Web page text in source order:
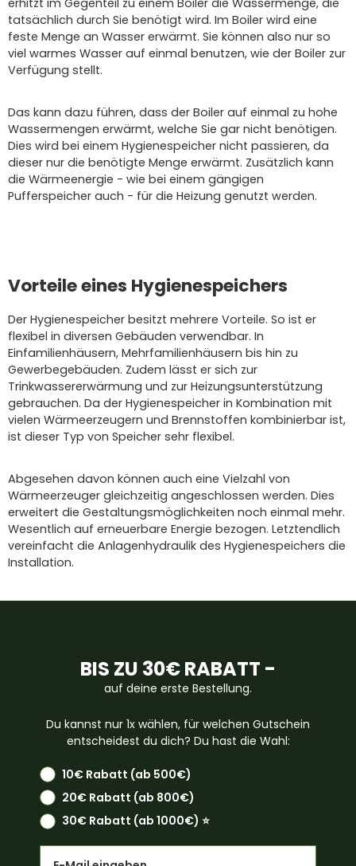
erhitzt im Gegenteil zu einem Boiler die Wassermenge, die
tatsächlich durch Sie benötigt wird. Im Boiler wird eine
feste Menge an Wasser erwärmt. Sie können also nur so
viel warmes Wasser auf einmal benutzen, wie der Boiler zur
Verfügung stellt.
Das kann dazu führen, dass der Boiler auf einmal zu hohe
Wassermengen erwärmt, welche Sie gar nicht benötigen.
Dies wird bei einem Hygienespeicher nicht passieren, da
dieser nur die benötigte Menge erwärmt. Zusätzlich kann
die Wärmeenergie - wie bei einem gängigen
Pufferspeicher auch - für die Heizung genutzt werden.
Vorteile eines Hygienespeichers
Der Hygienespeicher besitzt mehrere Vorteile. So ist er
flexibel in diversen Gebäuden verwendbar. In
Einfamilienhäusern, Mehrfamilienhäusern bis hin zu
Gewerbegebäuden. Zudem lässt er sich zur
Trinkwassererwärmung und zur Heizungsunterstützung
gebrauchen. Da der Hygienespeicher in Kombination mit
vielen Wärmeerzeugern und Brennstoffen kombinierbar ist,
ist dieser Typ von Speicher sehr flexibel.
Abgesehen davon können auch eine Vielzahl von
Wärmeerzeuger gleichzeitig angeschlossen werden. Dies
erweitert die Gestaltungsmöglichkeiten noch einmal mehr.
Wesentlich auf erneuerbare Energie bezogen. Letztendlich
vereinfacht die Anlagenhydraulik des Hygienespeichers die
Installation.
BIS ZU 30€ RABATT -
auf deine erste Bestellung.
Du kannst nur 1x wählen, für welchen Gutschein
entscheidest du dich? Du hast die Wahl:
10€ Rabatt (ab 500€)
20€ Rabatt (ab 800€)
30€ Rabatt (ab 1000€) ⭐️